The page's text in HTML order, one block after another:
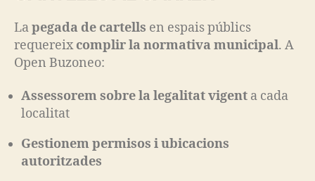
Lapegada de cartells en espais públics
requereixcomplir la normativa municipal. A
Open Buzoneo:
Assessorem sobre la legalitat vigent a cada
localitat
Gestionem permisos i ubicacions
autoritzades